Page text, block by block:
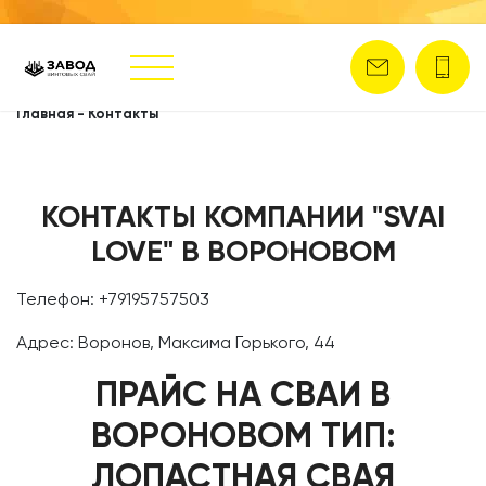
Главная - Контакты
КОНТАКТЫ КОМПАНИИ "SVAI
LOVE" В ВОРОНОВОМ
Телефон: +79195757503
Адрес: Воронов, Максима Горького, 44
ПРАЙС НА СВАИ В
ВОРОНОВОМ ТИП:
ЛОПАСТНАЯ СВАЯ